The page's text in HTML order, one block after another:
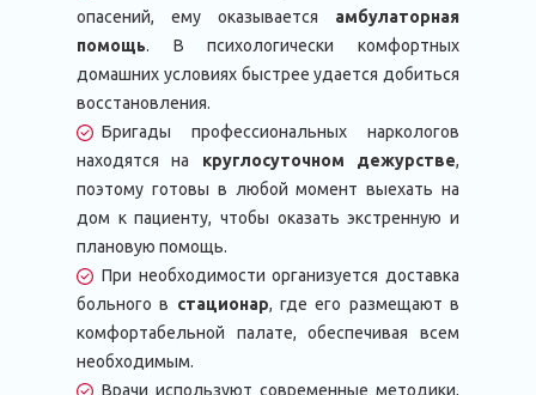
опасений, ему оказывается амбулаторная
помощь. В психологически комфортных
домашних условиях быстрее удается добиться
восстановления.
Бригады профессиональных наркологов
находятся на круглосуточном дежурстве,
поэтому готовы в любой момент выехать на
дом к пациенту, чтобы оказать экстренную и
плановую помощь.
При необходимости организуется доставка
больного в стационар, где его размещают в
комфортабельной палате, обеспечивая всем
необходимым.
Врачи используют современные методики,